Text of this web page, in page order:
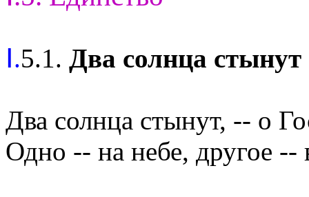
Ⅰ.5.1. Два солнца
Два солнца стынут, -- о
Одно -- на небе, другое --